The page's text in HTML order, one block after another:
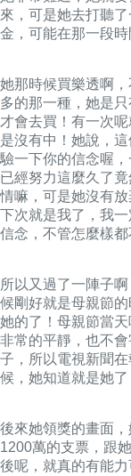
來，可是她去打聽
金，可能在那一段
她那時候買樂透啊
多的那一種，她是
才會去買！有一次
是沒有中！她說，
驗一下你的信念喔
已經努力這麼久了
情嘛，可是她沒有
下次就是我了，我
信念，不管怎麼樣都
所以又過了一陣子
候剛好就是母親節
她的了！母親節當
非常的平靜，也不
子，所以電視新聞
候，她知道就是她了
後來她領獎的畫面
1200萬的支票，跟
後呢，就真的有能